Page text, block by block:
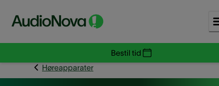
Bestil tid
Høreapparater